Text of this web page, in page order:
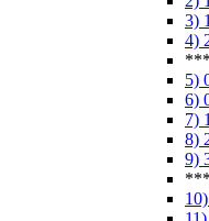
3)
4)
5)
6)
7)
8)
9)